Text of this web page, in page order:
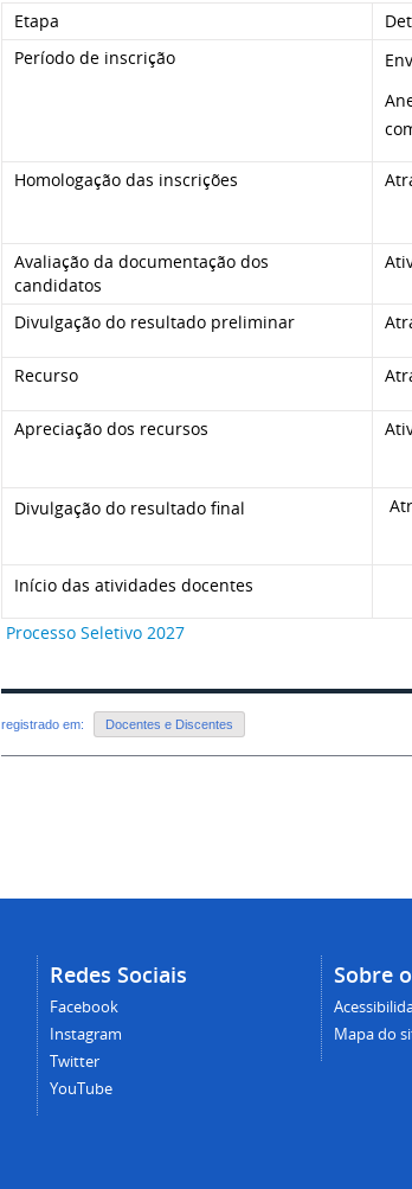
Etapa
Período de inscrição
Homologação das inscrições
Avaliação da documentação dos
candidatos
Divulgação do resultado preliminar
Recurso
Apreciação dos recursos
Divulgação do resultado final
Início das atividades docentes
Processo Seletivo 2027
registrado em: Docentes e Discentes
Redes Sociais
Facebook
Instagram
Twitter
YouTube
Sobre
Mapa do